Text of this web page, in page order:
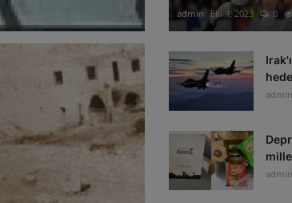
admin Eki 4, 2023 0
admin
admin